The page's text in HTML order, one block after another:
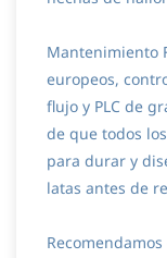
Mantenimiento
europeos,
flujo y PLC de
de que todos
para durar y
latas antes de